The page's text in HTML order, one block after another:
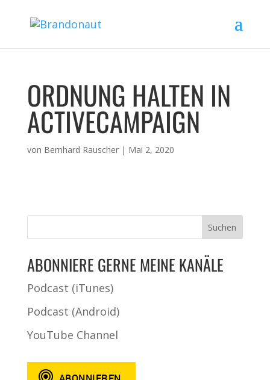
ORDNUNG HALTEN IN
ACTIVECAMPAIGN
von Bernhard Rauscher| Mai 2, 2020
ABONNIERE GERNE MEINE KANÄLE
Podcast (iTunes)
Podcast (Android)
YouTube Channel